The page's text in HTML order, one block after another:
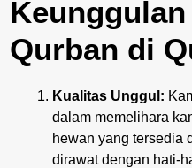
Qurban di
Kualitas Unggul:
dalam memelihara
hewan yang tersedia
dirawat dengan hati-